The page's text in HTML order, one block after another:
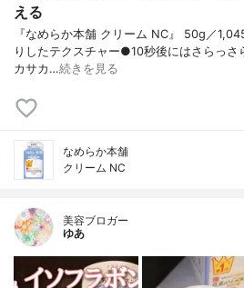
える
『なめらか本舗 クリーム NC』 50g／
りしたテクスチャー●10秒後にはさらっ
カサカ…続きを見る
なめらか本舗
クリーム NC
美容ブロガー
ゆあ